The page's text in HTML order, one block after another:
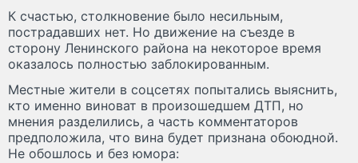
К счастью, столкновение было несильным,
пострадавших нет. Но движение на съезде в
сторону Ленинского района на некоторое время
оказалось полностью заблокированным.
Местные жители в соцсетях попытались выяснить,
кто именно виноват в произошедшем ДТП, но
мнения разделились, а часть комментаторов
предположила, что вина будет признана обоюдной.
Не обошлось и без юмора: